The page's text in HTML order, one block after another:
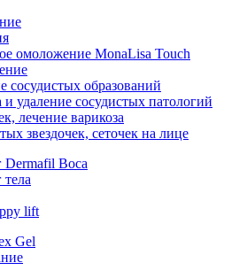
омоложение MonaLisa Touch
сосудистых образований
и удаление сосудистых патологий
лечение варикоза
звездочек, сеточек на лице
Boca
lift
Gel